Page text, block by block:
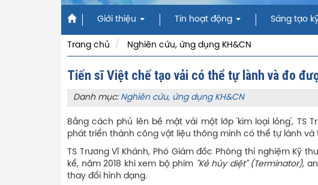
Giới thiệu Tin hoạt động Sáng tạo
Trang chủ Nghiên cứu, ứng dụng KH&CN
Tiến sĩ Việt chế tạo vải có thể tự lành và đo
Danh mục: Nghiên cứu, ứng dụng KH&CN
Bằng cách phủ lên bề mặt vải một lớp 'kim loại lỏng', TS
phát triển thành công vật liệu thông minh có thể tự lành và
TS Trương Vĩ Khánh, Phó Giám đốc Phòng thí nghiệm Kỹ
kể, năm 2018 khi xem bộ phim "Kẻ hủy diệt" (Terminator),
thay đổi hình dạng.